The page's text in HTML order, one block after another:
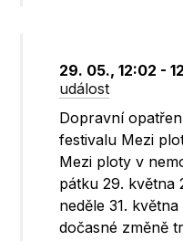
29. 05., 12:02 -
událost
Dopravní
festivalu Mezi
Mezi ploty v
pátku 29. května
neděle 31.
dočasné změně